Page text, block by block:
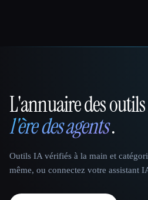
That AI Collection
L'annuaire des
l'ère des agents.
Outils IA vérifiés à la main et
même, ou connectez votre assistant